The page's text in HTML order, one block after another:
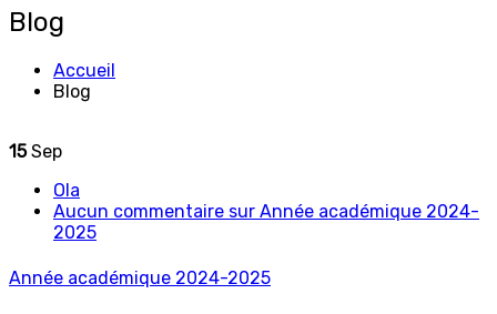
Blog
Accueil
Blog
15 Sep
Ola
Aucun commentaire sur Année académique 2024-
2025
Année académique 2024-2025